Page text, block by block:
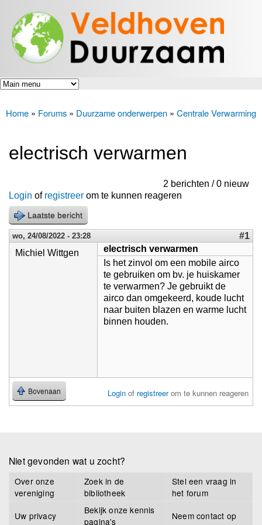
en naar
de inhoud
gaan
Veldhoven
Duurzaam
Energiek
naar de
toekomst
U bent hier
Home » Forums » Duurzame onderwerpen » Centrale Verwarming
electrisch verwarmen
2 berichten / 0 nieuw
Login of registreer om te kunnen reageren
Laatste bericht
wo, 24/08/2022 - 23:28
#1
Michiel Wittgen
electrisch verwarmen
Is het zinvol om een mobile airco
te gebruiken om bv. je huiskamer
te verwarmen? Je gebruikt de
airco dan omgekeerd, koude lucht
naar buiten blazen en warme lucht
binnen houden.
Bovenaan Login of registreerom te kunnen reageren
Niet gevonden wat u zocht?
Over onze
vereniging
Zoek in de
bibliotheek
Stel een vraag in
het forum
Uw privacy
Bekijk onze kennis
pagina's
Neem contact op